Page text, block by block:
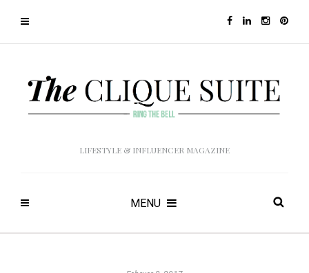
LIFESTYLE & INFLUENCER MAGAZINE
MENU